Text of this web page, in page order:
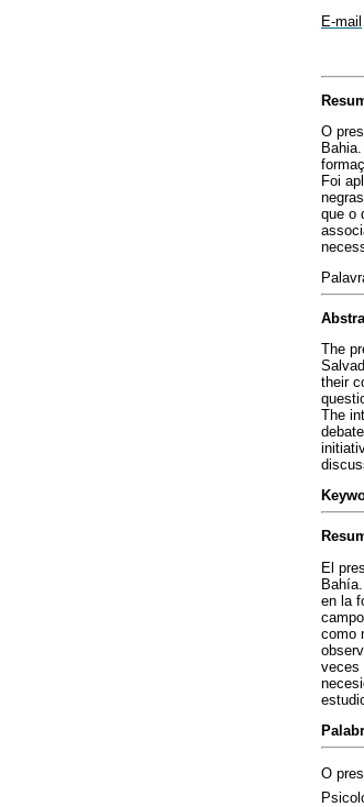
E-mail
O
Foi
que o
The
their
The
El
en la
como
veces
O